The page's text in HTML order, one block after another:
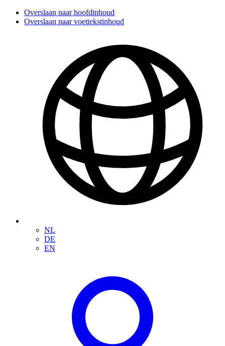
Overslaan naar hoofdinhoud
Overslaan naar voettekstinhoud
NL
DE
EN